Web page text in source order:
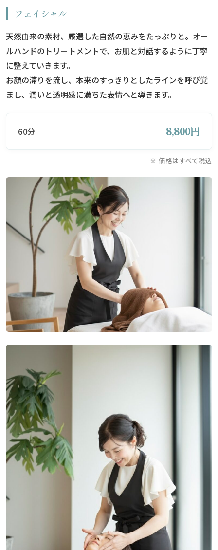
フェイシャル
天然由来の素材、厳選した自然の恵みをたっぷりと。オー
ルハンドのトリートメントで、お肌と対話するように丁寧
に整えていきます。
お顔の滞りを流し、本来のすっきりとしたラインを呼び覚
まし、潤いと透明感に満ちた表情へと導きます。
60分 8,800円
※ 価格はすべて税込